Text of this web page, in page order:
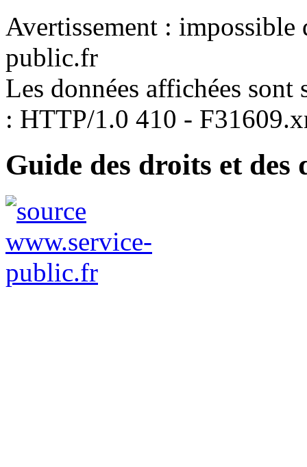
Avertissement : impossible
public.fr
Les données affichées sont
: HTTP/1.0 410 -
Guide des droits et